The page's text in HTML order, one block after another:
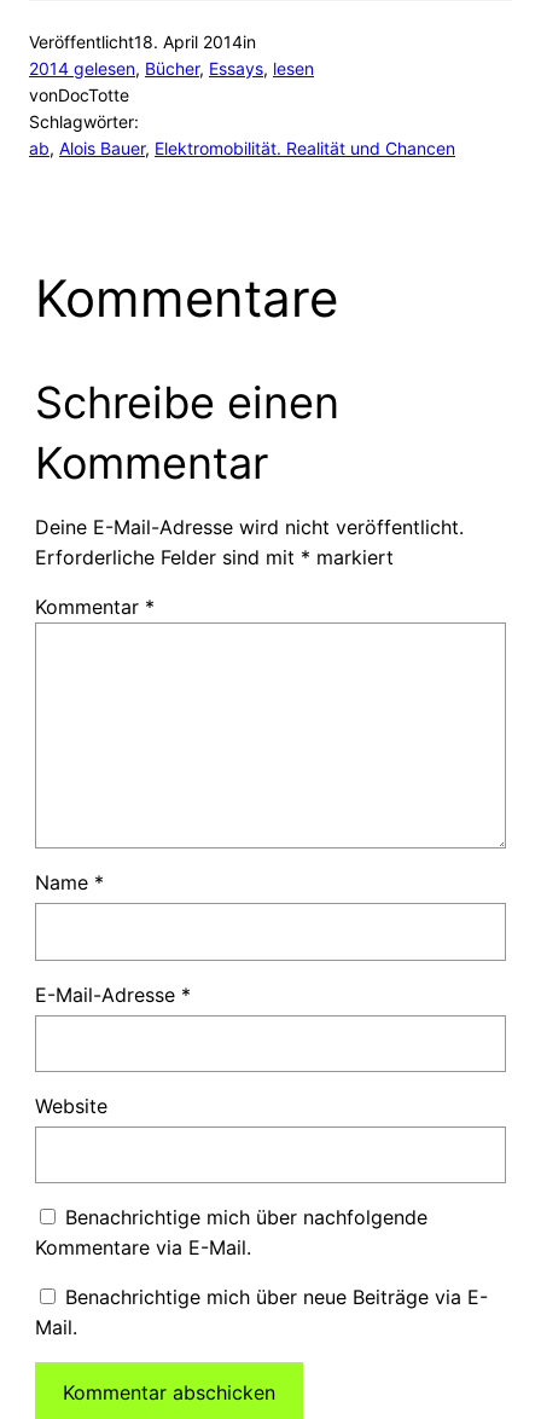
Veröffentlicht18. April 2014in
2014 gelesen, Bücher, Essays, lesen
vonDocTotte
Schlagwörter:
ab, Alois Bauer, Elektromobilität. Realität und Chancen
Kommentare
Schreibe einen
Kommentar
Deine E-Mail-Adresse wird nicht veröffentlicht.
Erforderliche Felder sind mit * markiert
Kommentar *
Name *
E-Mail-Adresse *
Website
Benachrichtige mich über nachfolgende
Kommentare via E-Mail.
Benachrichtige mich über neue Beiträge via E-
Mail.